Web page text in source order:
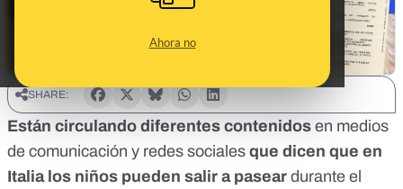
Ahora no
SHARE:
Están circulando diferentes contenidos en medios
de comunicación y redes sociales que dicen que en
Italia los niños pueden salir a pasear durante el